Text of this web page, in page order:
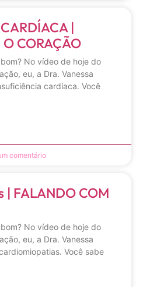
|
CORAÇÃO
No vídeo de hoje do
eu, a Dra. Vanessa
cardíaca. Você
comentário
FALANDO COM
No vídeo de hoje do
eu, a Dra. Vanessa
Você sabe